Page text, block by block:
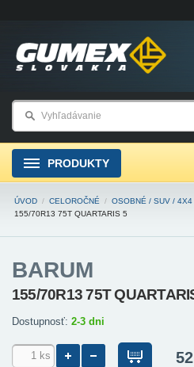
PRODUKTY
ÚVOD / CELOROČNÉ / OSOBNÉ / SUV / 4X4
155/70R13 75T QUARTARIS 5
BARUM
155/70R13 75T
Dostupnosť: 2-3 dni